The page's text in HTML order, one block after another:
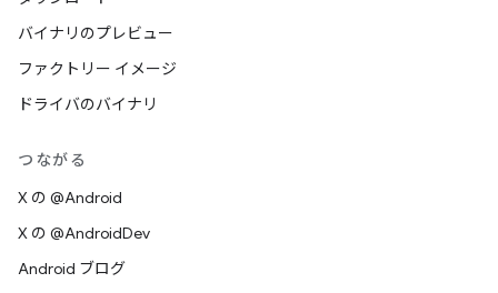
バイナリのプレビュー
ファクトリー イメージ
ドライバのバイナリ
つながる
X の @Android
X の @AndroidDev
Android ブログ